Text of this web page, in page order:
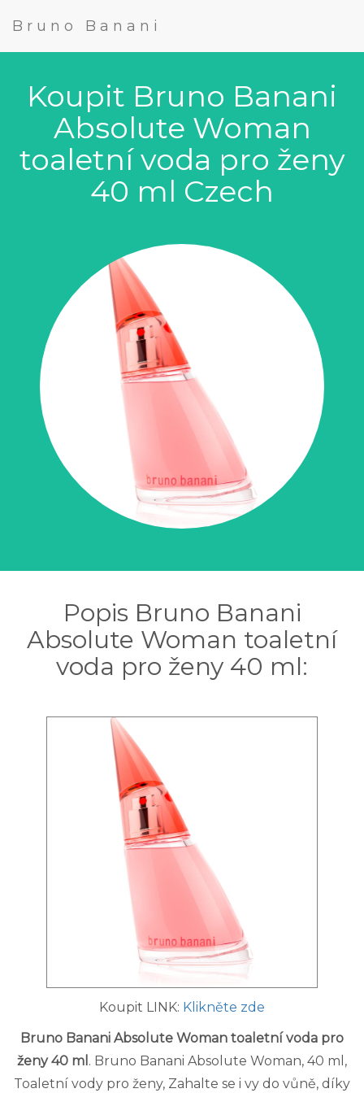
Bruno Banani
Koupit Bruno Banani
Absolute Woman
toaletní voda pro ženy
40 ml Czech
Popis Bruno Banani
Absolute Woman toaletní
voda pro ženy 40 ml:
Koupit LINK: Klikněte zde
Bruno Banani Absolute Woman toaletní voda pro
ženy 40 ml . Bruno Banani Absolute Woman, 40 ml,
Toaletní vody pro ženy, Zahalte se i vy do vůně, díky